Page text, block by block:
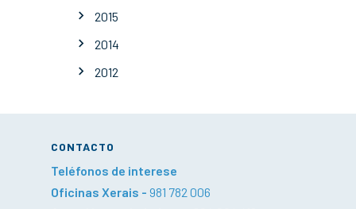
2015
2014
2012
CONTACTO
Teléfonos de interese
Oficinas Xerais - 981 782 006